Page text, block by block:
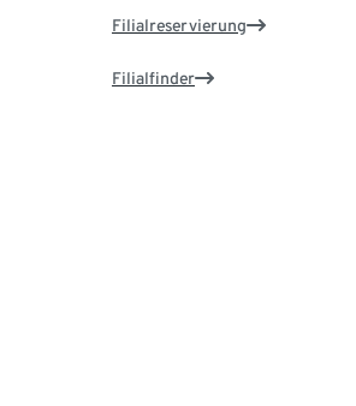
Filialreservierung
Filialfinder